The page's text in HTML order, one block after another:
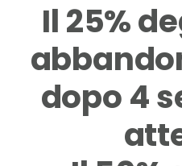
Il 25%
dopo 4